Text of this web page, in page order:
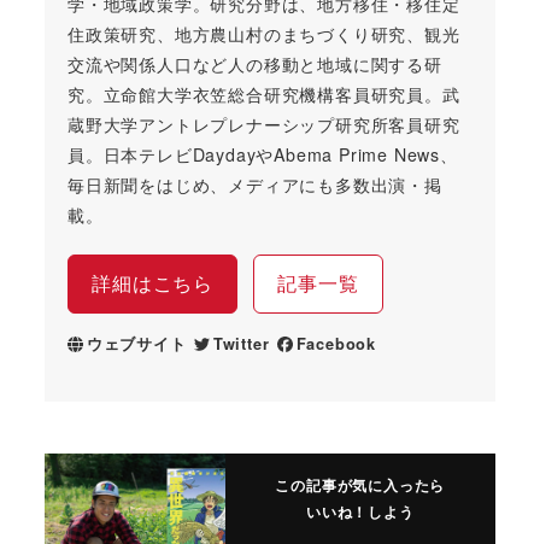
住政策研究、地方農山村のまちづくり研究、観光
交流や関係人口など人の移動と地域に関する研
究。立命館大学衣笠総合研究機構客員研究員。武
蔵野大学アントレプレナーシップ研究所客員研究
員。日本テレビDaydayやAbema Prime News、
毎日新聞をはじめ、メディアにも多数出演・掲
載。
詳細はこちら 記事一覧
ウェブサイト Twitter Facebook
この記事が気に入ったら
いいね！しよう